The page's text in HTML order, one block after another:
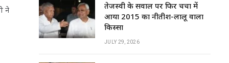
ने
तेजस्वी के सवाल पर फिर चर्चा में
आया 2015 का नीतीश-लालू वाला
किस्सा
JULY 29, 2026